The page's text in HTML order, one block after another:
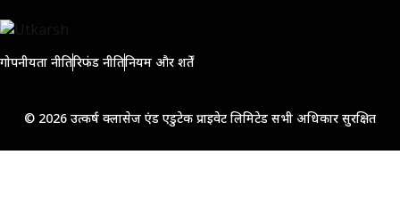
गोपनीयता नीतिरिफंड नीतिनियम और शर्तें
© 2026 उत्कर्ष क्लासेज एंड एडुटेक प्राइवेट लिमिटेड सभी अधिकार सुरक्षित